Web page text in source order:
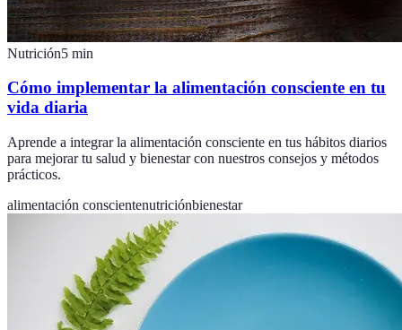
Nutrición5 min
Cómo implementar la alimentación consciente en tu
vida diaria
Aprende a integrar la alimentación consciente en tus hábitos diarios
para mejorar tu salud y bienestar con nuestros consejos y métodos
prácticos.
alimentación conscientenutriciónbienestar